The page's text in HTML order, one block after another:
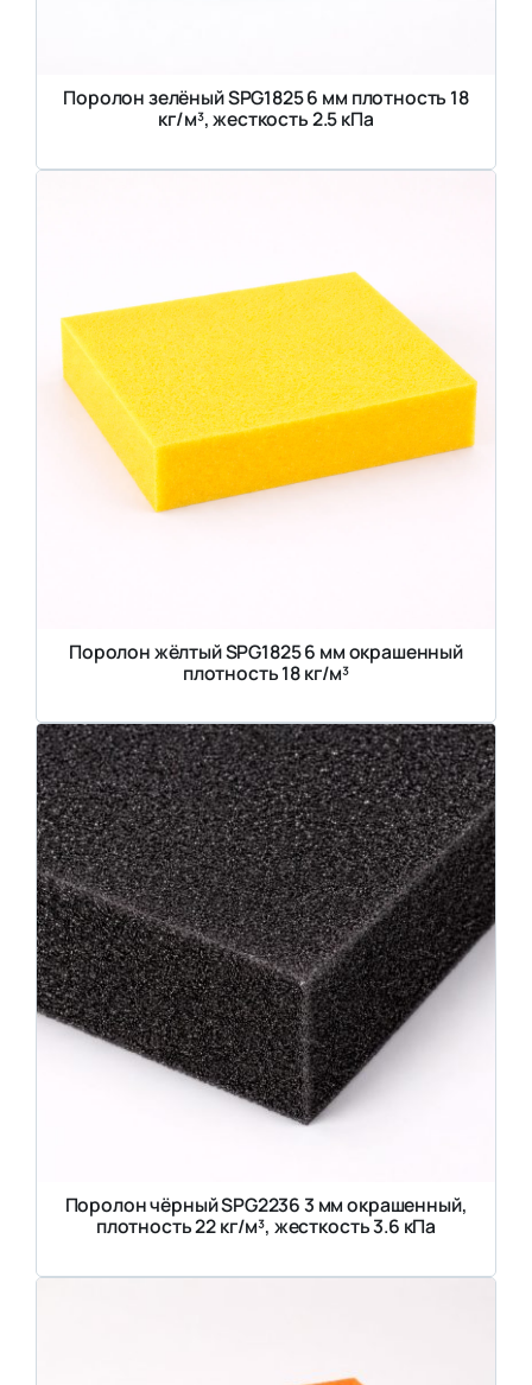
Поролон зелёный SPG1825 6 мм плотность 18
кг/м³, жесткость 2.5 кПа
Поролон жёлтый SPG1825 6 мм окрашенный
плотность 18 кг/м³
Поролон чёрный SPG2236 3 мм окрашенный,
плотность 22 кг/м³, жесткость 3.6 кПа